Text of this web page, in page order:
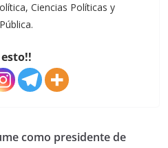
Ciencias Políticas y
como presidente de